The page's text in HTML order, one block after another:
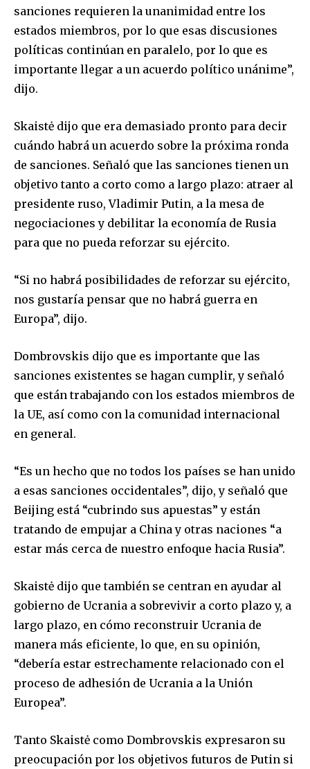
sanciones requieren la unanimidad entre los
estados miembros, por lo que esas discusiones
políticas continúan en paralelo, por lo que es
importante llegar a un acuerdo político unánime”,
dijo.
Skaistė dijo que era demasiado pronto para decir
cuándo habrá un acuerdo sobre la próxima ronda
de sanciones. Señaló que las sanciones tienen un
objetivo tanto a corto como a largo plazo: atraer al
presidente ruso, Vladimir Putin, a la mesa de
negociaciones y debilitar la economía de Rusia
para que no pueda reforzar su ejército.
“Si no habrá posibilidades de reforzar su ejército,
nos gustaría pensar que no habrá guerra en
Europa”, dijo.
Dombrovskis dijo que es importante que las
sanciones existentes se hagan cumplir, y señaló
que están trabajando con los estados miembros de
la UE, así como con la comunidad internacional
en general.
“Es un hecho que no todos los países se han unido
a esas sanciones occidentales”, dijo, y señaló que
Beijing está “cubrindo sus apuestas” y están
tratando de empujar a China y otras naciones “a
estar más cerca de nuestro enfoque hacia Rusia”.
Skaistė dijo que también se centran en ayudar al
gobierno de Ucrania a sobrevivir a corto plazo y, a
largo plazo, en cómo reconstruir Ucrania de
manera más eficiente, lo que, en su opinión,
“debería estar estrechamente relacionado con el
proceso de adhesión de Ucrania a la Unión
Europea”.
Tanto Skaistė como Dombrovskis expresaron su
preocupación por los objetivos futuros de Putin si